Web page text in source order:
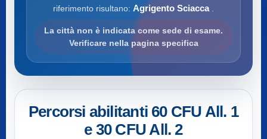
riferimento risultano: Agrigento Sciacca
La città non è indicata come sede di esame.
Verificare nella pagina specifica
Percorsi abilitanti 60 CFU All. 1
e 30 CFU All. 2